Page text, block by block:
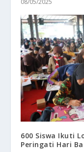
600 Siswa Ikuti
Peringati Hari